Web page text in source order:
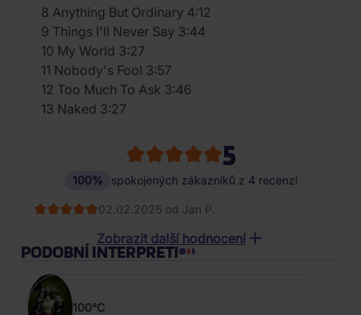
8 Anything But Ordinary 4:12
9 Things I'll Never Say 3:44
10 My World 3:27
11 Nobody's Fool 3:57
12 Too Much To Ask 3:46
13 Naked 3:27
5
100% spokojených zákazníků z 4 recenzí
02.02.2025 od Jan P.
Zobrazit další hodnocení
04.07.2023 od Miroslav K*****
04.05.2023 od Pavlína m********
PODOBNÍ INTERPRETI
100°C